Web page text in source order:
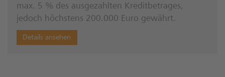
max. 5 % des ausgezahlten Kreditbetrages,
jedoch höchstens 200.000 Euro gewährt.
Details ansehen